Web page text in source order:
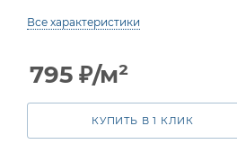
Все характеристики
795 ₽/м²
КУПИТЬ В 1 КЛИК